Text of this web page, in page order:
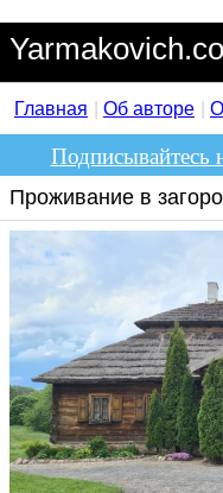
Главная Об авторе
Подписывайтесь
Проживание в